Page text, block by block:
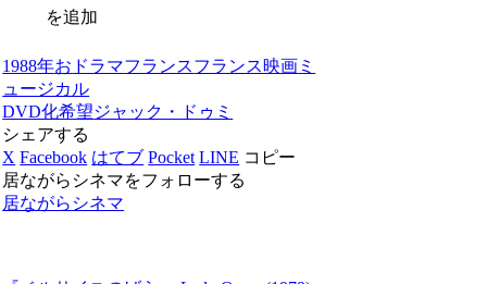
を追加
1988年お ドラマフランスフランス映画 ミ
ュージカル
DVD化希望ジャック・ドゥミ
シェアする
X Facebook はてブ Pocket LINE コピー
居ながらシネマをフォローする
居ながらシネマ